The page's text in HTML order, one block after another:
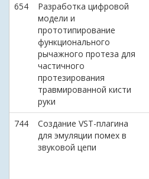
654
Разработка цифровой
модели и
прототипирование
функционального
рычажного протеза для
частичного
протезирования
травмированной кисти
руки
744
Создание VST-плагина
для эмуляции помех в
звуковой цепи